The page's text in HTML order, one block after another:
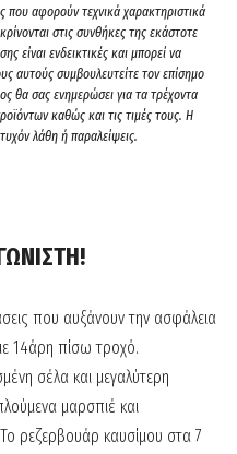
που αφορούν τεχνικά χαρακτηριστικά
στις συνθήκες της εκάστοτε
είναι ενδεικτικές και μπορεί να
αυτούς συμβουλευτείτε τον επίσημο
θα σας ενημερώσει για τα τρέχοντα
καθώς και τις τιμές τους. H
λάθη ή παραλείψεις.
που αυξάνουν την ασφάλεια
14άρη πίσω τροχό.
σέλα και μεγαλύτερη
μαρσπιέ και
ρεζερβουάρ καυσίμου στα 7